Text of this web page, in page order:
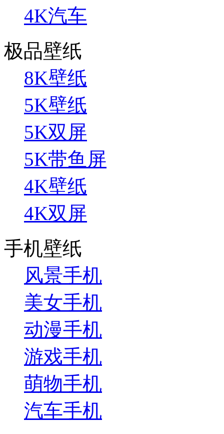
4K汽车
极品壁纸
8K壁纸
5K壁纸
5K双屏
5K带鱼屏
4K壁纸
4K双屏
手机壁纸
风景手机
美女手机
动漫手机
游戏手机
萌物手机
汽车手机